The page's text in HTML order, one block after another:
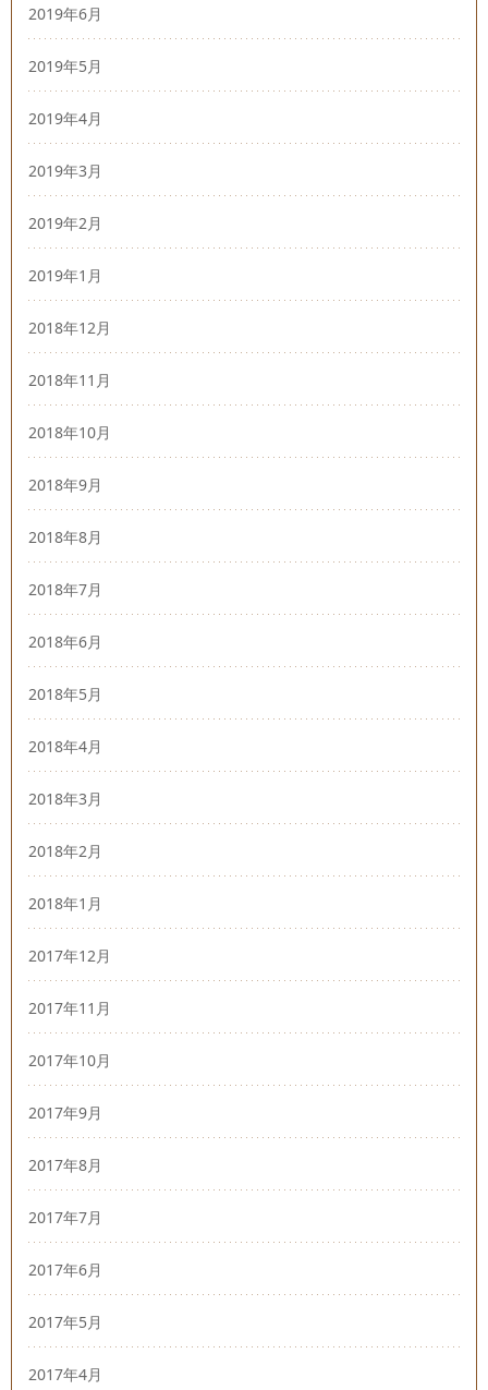
2019年6月
2019年5月
2019年4月
2019年3月
2019年2月
2019年1月
2018年12月
2018年11月
2018年10月
2018年9月
2018年8月
2018年7月
2018年6月
2018年5月
2018年4月
2018年3月
2018年2月
2018年1月
2017年12月
2017年11月
2017年10月
2017年9月
2017年8月
2017年7月
2017年6月
2017年5月
2017年4月